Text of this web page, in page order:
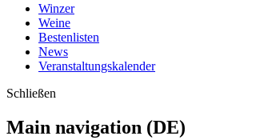
Winzer
Weine
Bestenlisten
News
Veranstaltungskalender
Schließen
Main navigation (DE)